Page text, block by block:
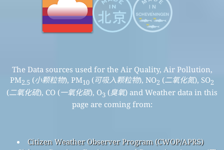
The Data sources used for the Air Quality, Air Pollution,
PM2.5 (小颗粒物), PM10 (可吸入颗粒物), NO2 (二氧化氮), SO2
(二氧化硫), CO (一氧化碳), O3 (臭氧) and Weather data in this
page are coming from:
Citizen Weather Observer Program (CWOP/APRS)